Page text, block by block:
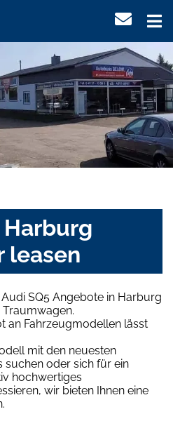
Harburg
leasen
SQ5 Angebote in Harburg
Traumwagen.
an Fahrzeugmodellen lässt
mit den neuesten
suchen oder sich für ein
hochwertiges
wir bieten Ihnen eine